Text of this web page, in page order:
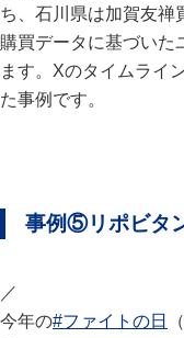
ち、石川県は加賀友禅
購買データに基づいた
ます。Xのタイムライ
た事例です。
事例⑤リポビタ
／
今年の#ファイトの日